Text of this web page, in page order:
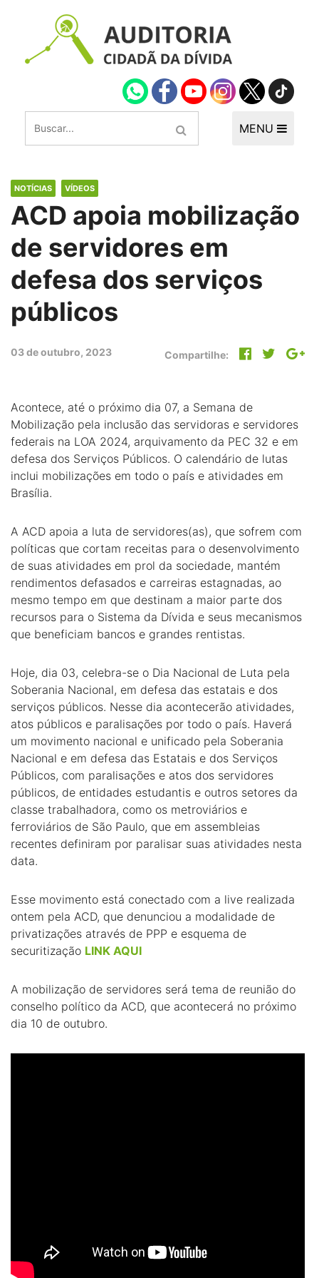
MENU
NOTÍCIAS VÍDEOS
ACD apoia mobilização
de servidores em
defesa dos serviços
públicos
03 de outubro, 2023 Compartilhe:
Acontece, até o próximo dia 07, a Semana de
Mobilização pela inclusão das servidoras e servidores
federais na LOA 2024, arquivamento da PEC 32 e em
defesa dos Serviços Públicos. O calendário de lutas
inclui mobilizações em todo o país e atividades em
Brasília.
A ACD apoia a luta de servidores(as), que sofrem com
políticas que cortam receitas para o desenvolvimento
de suas atividades em prol da sociedade, mantém
rendimentos defasados e carreiras estagnadas, ao
mesmo tempo em que destinam a maior parte dos
recursos para o Sistema da Dívida e seus mecanismos
que beneficiam bancos e grandes rentistas.
Hoje, dia 03, celebra-se o Dia Nacional de Luta pela
Soberania Nacional, em defesa das estatais e dos
serviços públicos. Nesse dia acontecerão atividades,
atos públicos e paralisações por todo o país. Haverá
um movimento nacional e unificado pela Soberania
Nacional e em defesa das Estatais e dos Serviços
Públicos, com paralisações e atos dos servidores
públicos, de entidades estudantis e outros setores da
classe trabalhadora, como os metroviários e
ferroviários de São Paulo, que em assembleias
recentes definiram por paralisar suas atividades nesta
data.
Esse movimento está conectado com a live realizada
ontem pela ACD, que denunciou a modalidade de
privatizações através de PPP e esquema de
securitização LINK AQUI
A mobilização de servidores será tema de reunião do
conselho político da ACD, que acontecerá no próximo
dia 10 de outubro.